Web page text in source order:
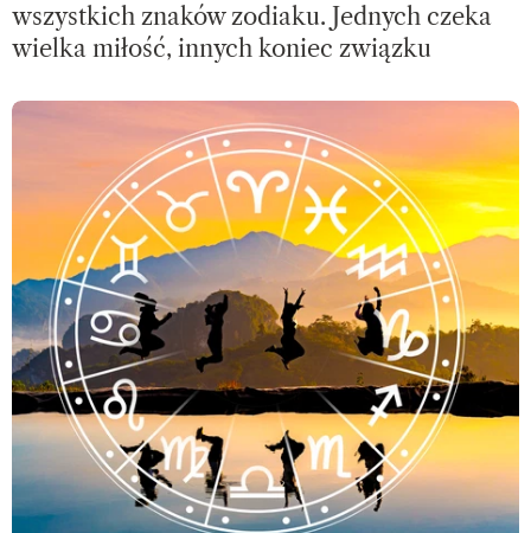
wszystkich znaków zodiaku. Jednych czeka
wielka miłość, innych koniec związku